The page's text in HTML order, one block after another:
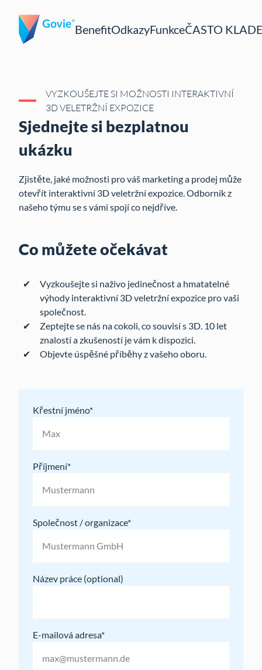
BenefitOdkazyFunkceČASTO
VYZKOUŠEJTE SI MOŽNOSTI INTERAKTIVNÍ
3D VELETRŽNÍ EXPOZICE
Sjednejte si bezplatnou
ukázku
Zjistěte, jaké možnosti pro váš marketing a prodej může
otevřít interaktivní 3D veletržní expozice. Odborník z
našeho týmu se s vámi spojí co nejdříve.
Co můžete očekávat
Vyzkoušejte si naživo jedinečnost a hmatatelné
výhody interaktivní 3D veletržní expozice pro vaši
společnost.
Zeptejte se nás na cokoli, co souvisí s 3D. 10 let
znalostí a zkušeností je vám k dispozici.
Objevte úspěšné příběhy z vašeho oboru.
Křestní jméno
Příjmení
Společnost / organizace
Název práce
E-mailová adresa